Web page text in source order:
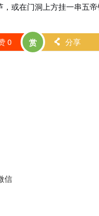
或在门洞上方挂一串五
0 赏 󰄯 分享
信